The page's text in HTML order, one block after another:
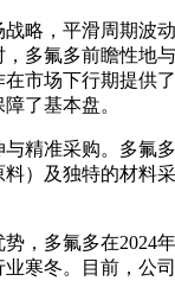
略，平滑周期波
多氟多前瞻性地
市场下行期提供
了基本盘。
与精准采购。多氟
料）及独特的材料
，多氟多在2024
寒冬。目前，公